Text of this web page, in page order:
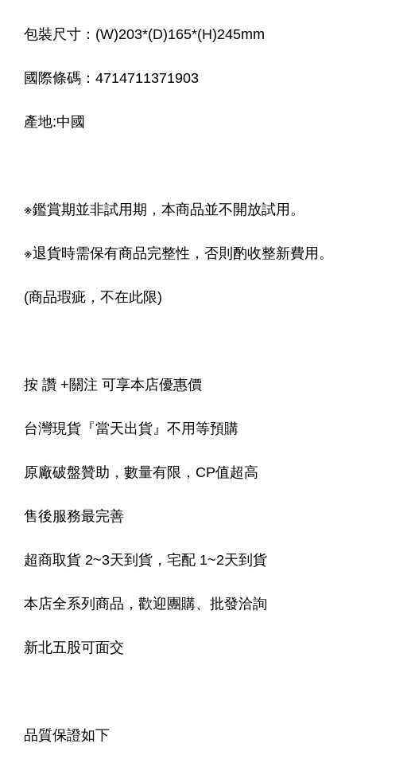
包裝尺寸：(W)203*(D)165*(H)245mm
國際條碼：4714711371903
產地:中國
※鑑賞期並非試用期，本商品並不開放試用。
※退貨時需保有商品完整性，否則酌收整新費用。
(商品瑕疵，不在此限)
按 讚 +關注 可享本店優惠價
台灣現貨『當天出貨』不用等預購
原廠破盤贊助，數量有限，CP值超高
售後服務最完善
超商取貨 2~3天到貨，宅配 1~2天到貨
本店全系列商品，歡迎團購、批發洽詢
新北五股可面交
品質保證如下